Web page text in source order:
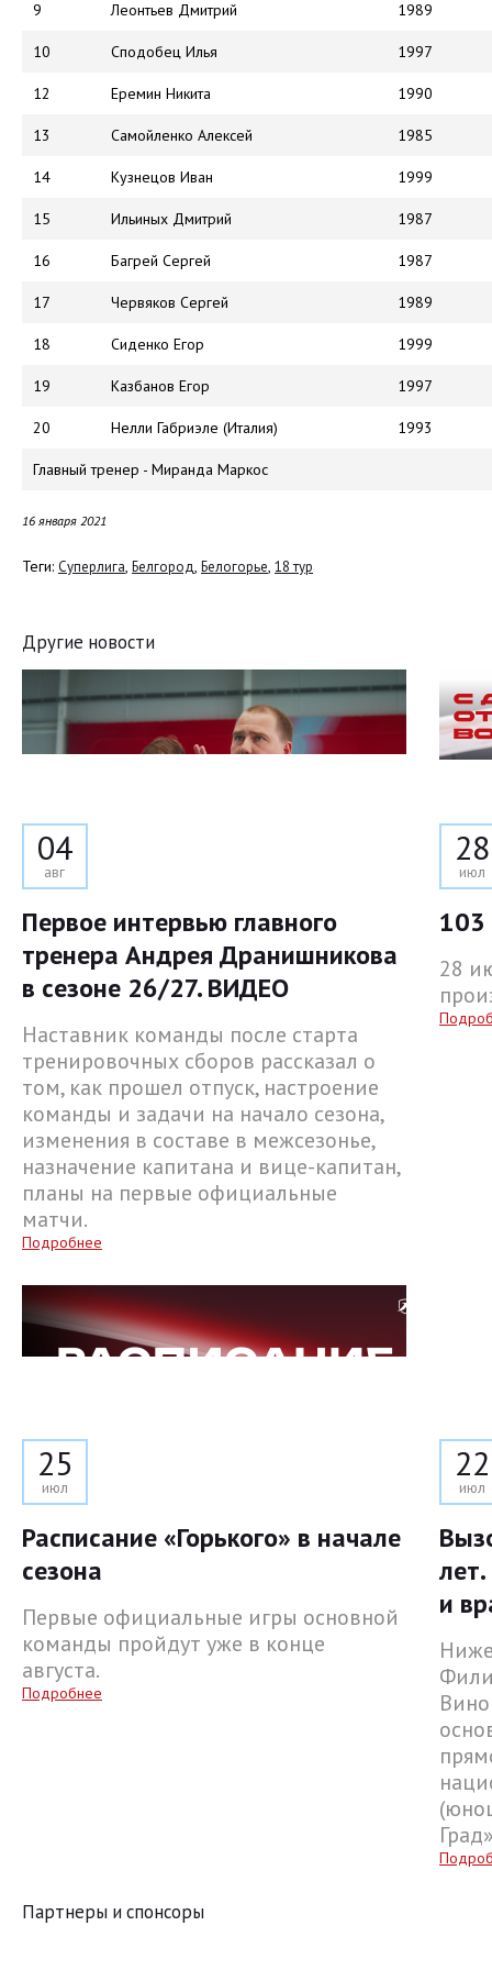
9 Леонтьев Дмитрий 1989
10 Сподобец Илья 1997
12 Еремин Никита 1990
13 Самойленко Алексей 1985
14 Кузнецов Иван 1999
15 Ильиных Дмитрий 1987
16 Багрей Сергей 1987
17 Червяков Сергей 1989
18 Сиденко Егор 1999
19 Казбанов Егор 1997
20 Нелли Габриэле (Италия) 1993
Главный тренер - Миранда Маркос
16 января 2021
Теги: Суперлига, Белгород, Белогорье, 18 тур
Другие новости
04
авг
Первое интервью главного
тренера Андрея Дранишникова
в сезоне 26/27. ВИДЕО
Наставник команды после старта
тренировочных сборов рассказал о
том, как прошел отпуск, настроение
команды и задачи на начало сезона,
изменения в составе в межсезонье,
назначение капитана и вице-капитан,
планы на первые официальные
матчи.
Подробнее
28
июл
103
28
25
июл
Расписание «Горького» в начале
сезона
Первые официальные игры основной
команды пройдут уже в конце
августа.
Подробнее
22
июл
и
Партнеры и спонсоры